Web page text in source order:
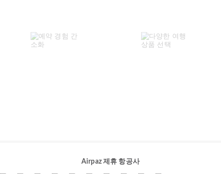
Airpaz 제휴 항공사